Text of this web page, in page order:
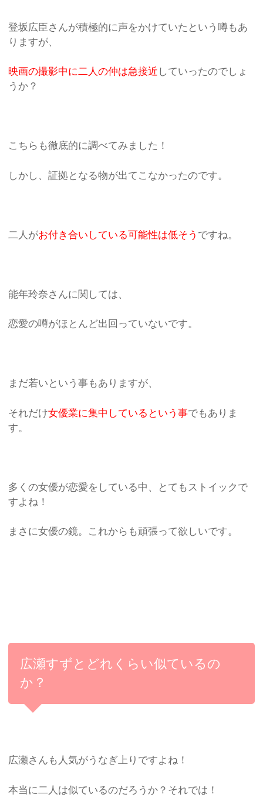
登坂広臣さんが積極的に声をかけていたという噂もあ
りますが、
映画の撮影中に二人の仲は急接近 していったのでしょ
うか？
こちらも徹底的に調べてみました！
しかし、証拠となる物が出てこなかったのです。
二人がお付き合いしている可能性は低そう ですね。
能年玲奈さんに関しては、
恋愛の噂がほとんど出回っていないです。
まだ若いという事もありますが、
それだけ女優業に集中しているという事でもありま
す。
多くの女優が恋愛をしている中、とてもストイックで
すよね！
まさに女優の鏡。これからも頑張って欲しいです。
広瀬すずとどれくらい似ているの
か？
広瀬さんも人気がうなぎ上りですよね！
本当に二人は似ているのだろうか？それでは！